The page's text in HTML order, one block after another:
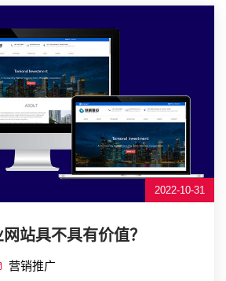
2022-10-31
站具不具有价值？
营销推广